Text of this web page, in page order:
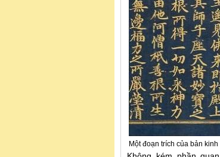
Một đoạn trích của bản kinh